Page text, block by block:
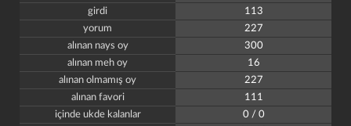
girdi
113
yorum
227
alınan nays oy
300
alınan meh oy
16
alınan olmamış oy
227
alınan favori
111
içinde ukde kalanlar
0 / 0